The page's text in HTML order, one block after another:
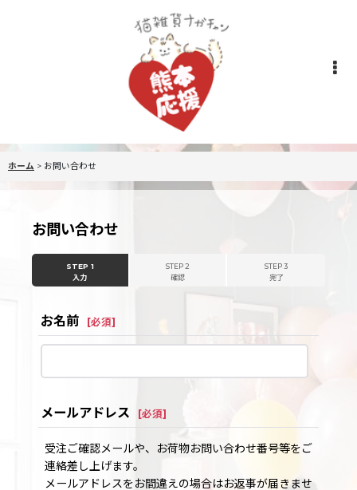
ホーム > お問い合わせ
お問い合わせ
STEP 1
入力
STEP 2
確認
STEP 3
完了
お名前 [必須]
メールアドレス [必須]
受注ご確認メールや、お荷物お問い合わせ番号等をご
連絡差し上げます。
メールアドレスをお間違えの場合はお返事が届きませ